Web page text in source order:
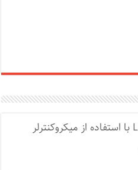
مدار دیمر پاور LED با استفاده از میکروکنترلر